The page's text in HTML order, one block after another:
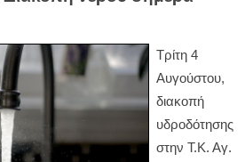
Τρίτη 4
Αυγούστου,
διακοπή
υδροδότησης
στην Τ.Κ. Αγ.